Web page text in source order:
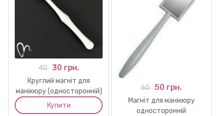
40 30 грн.
Круглий магніт для
манікюру (односторонній)
Купити
60 50 грн.
Магніт для манікюру
односторонній